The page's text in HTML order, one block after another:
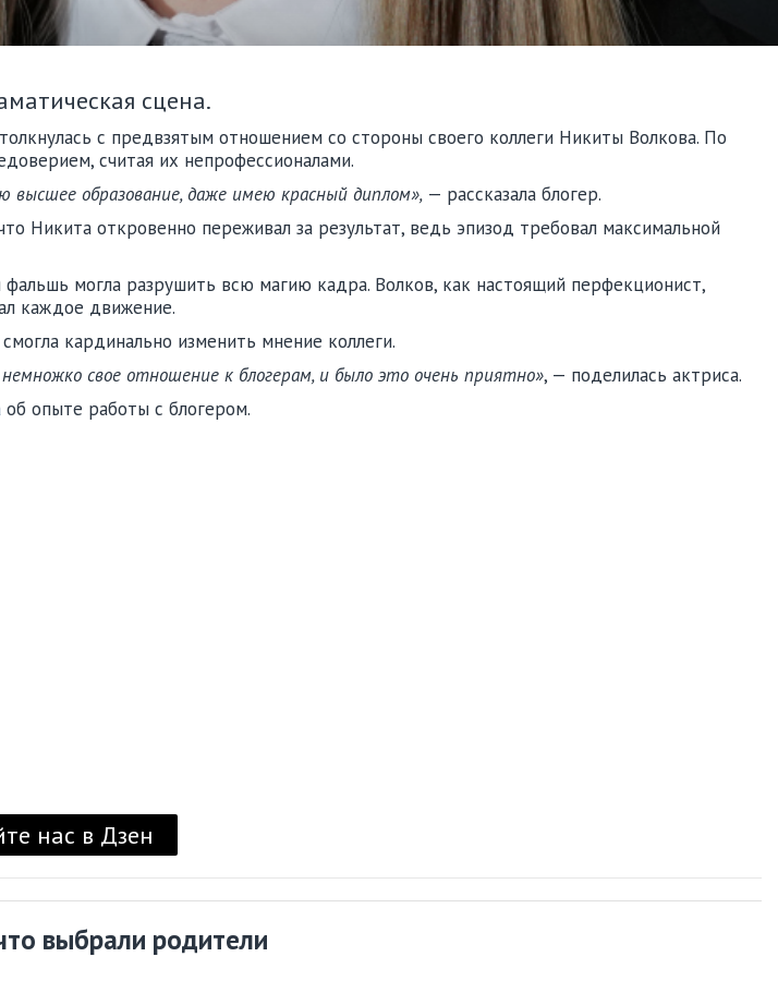
сцена.
с предвзятым отношением со стороны своего коллеги Никиты Волкова. По
считая их непрофессионалами.
высшее образование, даже имею красный диплом», — рассказала блогер.
Никита откровенно переживал за результат, ведь эпизод требовал максимальной
могла разрушить всю магию кадра. Волков, как настоящий перфекционист,
каждое движение.
кардинально изменить мнение коллеги.
свое отношение к блогерам, и было это очень приятно», — поделилась актриса.
об опыте работы с блогером.
нас в Дзен